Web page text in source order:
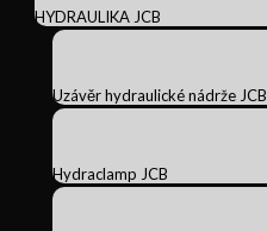
HYDRAULIKA JCB
Uzávěr hydraulické nádrže JCB
Hydraclamp JCB